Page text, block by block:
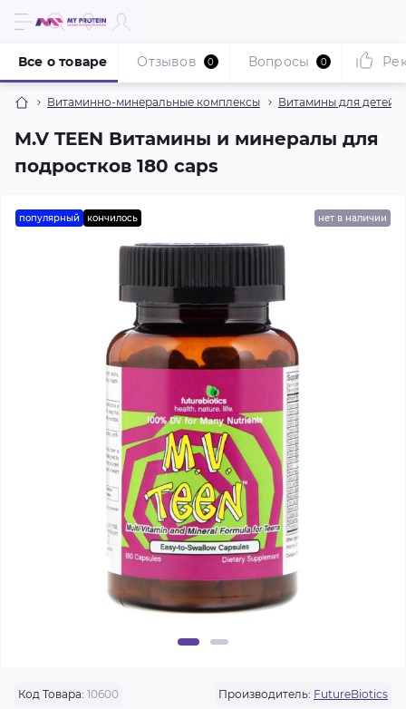
Витаминно-минеральные комплексы Витамины для детей
M.V TEEN Витамины и минералы для
подростков 180 caps
Все о товаре Отзывов 0 Вопросы 0
популярный кончилось нет в наличии
Код Товара: 10600 Производитель: FutureBiotics